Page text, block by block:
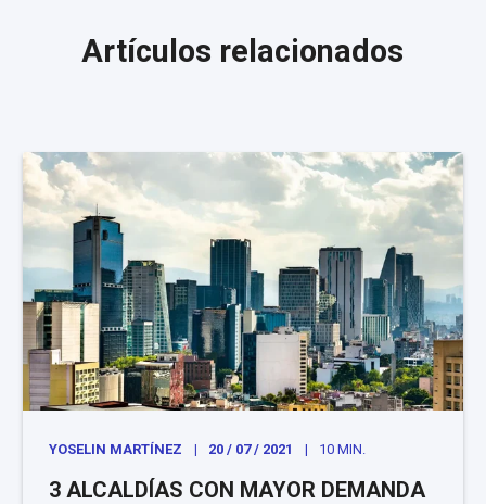
Artículos relacionados
YOSELIN MARTÍNEZ 20 / 07 / 2021 10 MIN.
3 ALCALDÍAS CON MAYOR DEMANDA